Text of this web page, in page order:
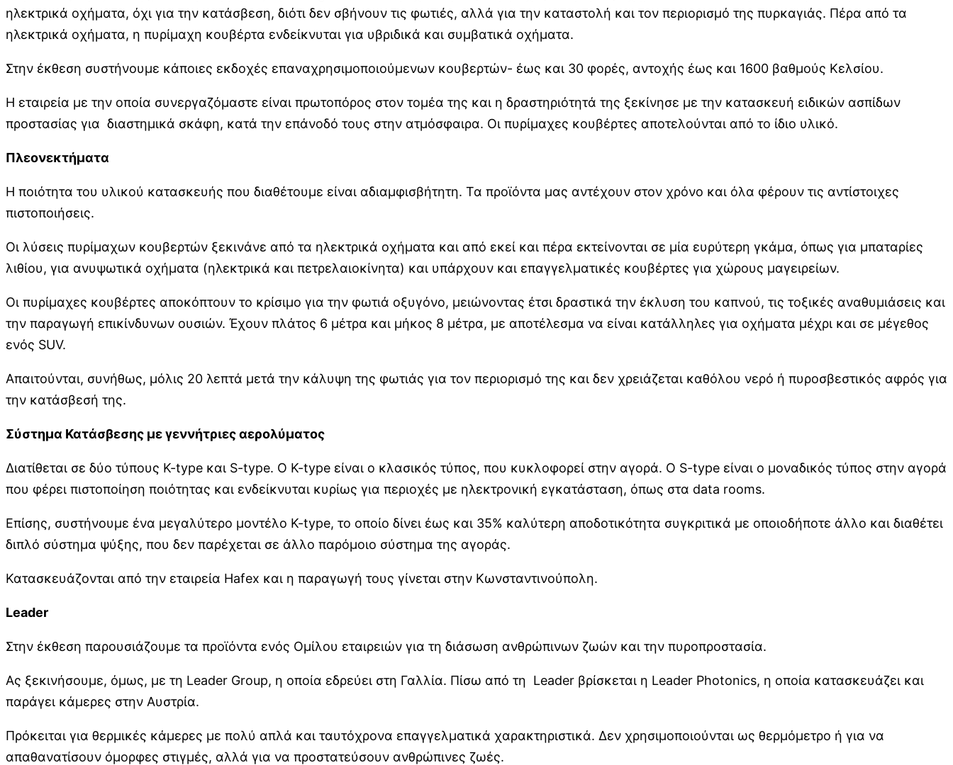
ηλεκτρικά οχήματα, όχι για την κατάσβεση, διότι δεν σβήνουν τις φωτιές, αλλά για την καταστολή και τον περιορισμό της πυρκαγιάς. Πέρα από τα
ηλεκτρικά οχήματα, η πυρίμαχη κουβέρτα ενδείκνυται για υβριδικά και συμβατικά οχήματα.
Στην έκθεση συστήνουμε κάποιες εκδοχές επαναχρησιμοποιούμενων κουβερτών- έως και 30 φορές, αντοχής έως και 1600 βαθμούς Κελσίου.
Η εταιρεία με την οποία συνεργαζόμαστε είναι πρωτοπόρος στον τομέα της και η δραστηριότητά της ξεκίνησε με την κατασκευή ειδικών ασπίδων
προστασίας για διαστημικά σκάφη, κατά την επάνοδό τους στην ατμόσφαιρα. Οι πυρίμαχες κουβέρτες αποτελούνται από το ίδιο υλικό.
Πλεονεκτήματα
Η ποιότητα του υλικού κατασκευής που διαθέτουμε είναι αδιαμφισβήτητη. Τα προϊόντα μας αντέχουν στον χρόνο και όλα φέρουν τις αντίστοιχες
πιστοποιήσεις.
Οι λύσεις πυρίμαχων κουβερτών ξεκινάνε από τα ηλεκτρικά οχήματα και από εκεί και πέρα εκτείνονται σε μία ευρύτερη γκάμα, όπως για μπαταρίες
λιθίου, για ανυψωτικά οχήματα (ηλεκτρικά και πετρελαιοκίνητα) και υπάρχουν και επαγγελματικές κουβέρτες για χώρους μαγειρείων.
Οι πυρίμαχες κουβέρτες αποκόπτουν το κρίσιμο για την φωτιά οξυγόνο, μειώνοντας έτσι δραστικά την έκλυση του καπνού, τις τοξικές αναθυμιάσεις και
την παραγωγή επικίνδυνων ουσιών. Έχουν πλάτος 6 μέτρα και μήκος 8 μέτρα, με αποτέλεσμα να είναι κατάλληλες για οχήματα μέχρι και σε μέγεθος
ενός SUV.
Απαιτούνται, συνήθως, μόλις 20 λεπτά μετά την κάλυψη της φωτιάς για τον περιορισμό της και δεν χρειάζεται καθόλου νερό ή πυροσβεστικός αφρός για
την κατάσβεσή της.
Σύστημα Κατάσβεσης με γεννήτριες αερολύματος
Διατίθεται σε δύο τύπους K-type και S-type. Ο K-type είναι ο κλασικός τύπος, που κυκλοφορεί στην αγορά. Ο S-type είναι ο μοναδικός τύπος στην αγορά
που φέρει πιστοποίηση ποιότητας και ενδείκνυται κυρίως για περιοχές με ηλεκτρονική εγκατάσταση, όπως στα data rooms.
Επίσης, συστήνουμε ένα μεγαλύτερο μοντέλο K-type, το οποίο δίνει έως και 35% καλύτερη αποδοτικότητα συγκριτικά με οποιοδήποτε άλλο και διαθέτει
διπλό σύστημα ψύξης, που δεν παρέχεται σε άλλο παρόμοιο σύστημα της αγοράς.
Κατασκευάζονται από την εταιρεία Hafex και η παραγωγή τους γίνεται στην Κωνσταντινούπολη.
Leader
Στην έκθεση παρουσιάζουμε τα προϊόντα ενός Ομίλου εταιρειών για τη διάσωση ανθρώπινων ζωών και την πυροπροστασία.
Ας ξεκινήσουμε, όμως, με τη Leader Group, η οποία εδρεύει στη Γαλλία. Πίσω από τη Leader βρίσκεται η Leader Photonics, η οποία κατασκευάζει και
παράγει κάμερες στην Αυστρία.
Πρόκειται για θερμικές κάμερες με πολύ απλά και ταυτόχρονα επαγγελματικά χαρακτηριστικά. Δεν χρησιμοποιούνται ως θερμόμετρο ή για να
απαθανατίσουν όμορφες στιγμές, αλλά για να προστατεύσουν ανθρώπινες ζωές.